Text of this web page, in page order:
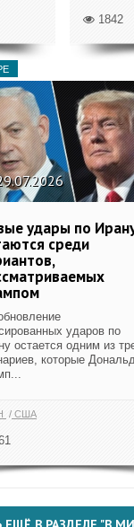
1842
удары по
среди
ударов по
остается одним из
которые
США